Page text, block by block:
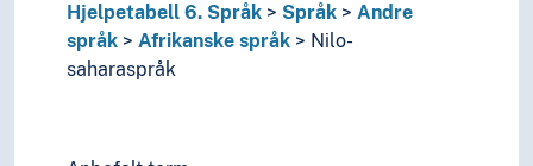
Hjelpetabell 6. Språk
Språk
Andre
språk
Afrikanske språk
Nilo-
saharaspråk